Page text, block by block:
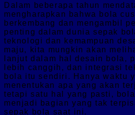
Dalam beberapa tahun
mengharapkan bahwa bola
berkembang dan mengambil
penting dalam dunia sepak
teknologi dan kemampuan
maju, kita mungkin akan
lanjut dalam hal desain bola,
lebih canggih, dan integrasi
bola itu sendiri. Hanya waktu
menentukan apa yang akan
tetapi satu hal yang pasti,
menjadi bagian yang tak
sepak bola saat ini.